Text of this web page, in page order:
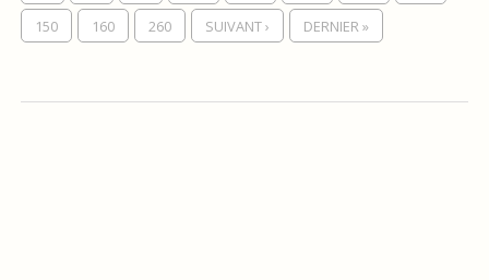
150
160 260 SUIVANT › DERNIER »